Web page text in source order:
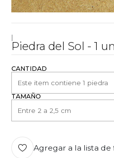
Piedra del Sol - 1
CANTIDAD
TAMAÑO
Agregar a la lista de